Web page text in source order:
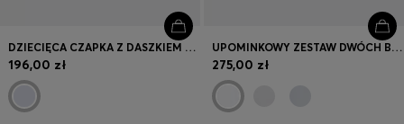
DZIECIĘCA CZAPKA Z DASZKIEM Z SATYNY Z GUMOWYM NADRUKIEM LOGO
196,00 zł
UPOMINKOWY ZESTAW DWÓCH BUTELEK NIEMOWLĘCYCH BEZ BPA
275,00 zł